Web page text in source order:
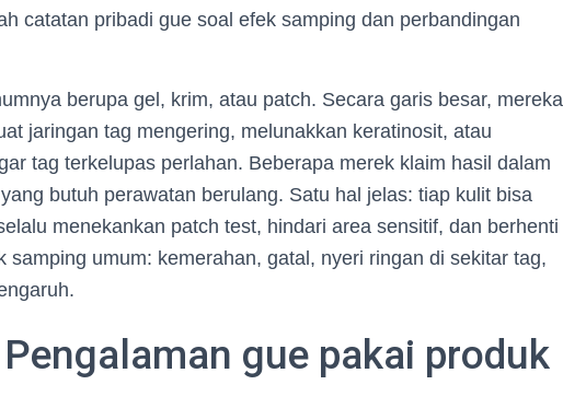
catatan pribadi gue soal efek samping dan perbandingan
berupa gel, krim, atau patch. Secara garis besar, mereka
jaringan tag mengering, melunakkan keratinosit, atau
tag terkelupas perlahan. Beberapa merek klaim hasil dalam
butuh perawatan berulang. Satu hal jelas: tiap kulit bisa
menekankan patch test, hindari area sensitif, dan berhenti
samping umum: kemerahan, gatal, nyeri ringan di sekitar tag,
gue pakai produk